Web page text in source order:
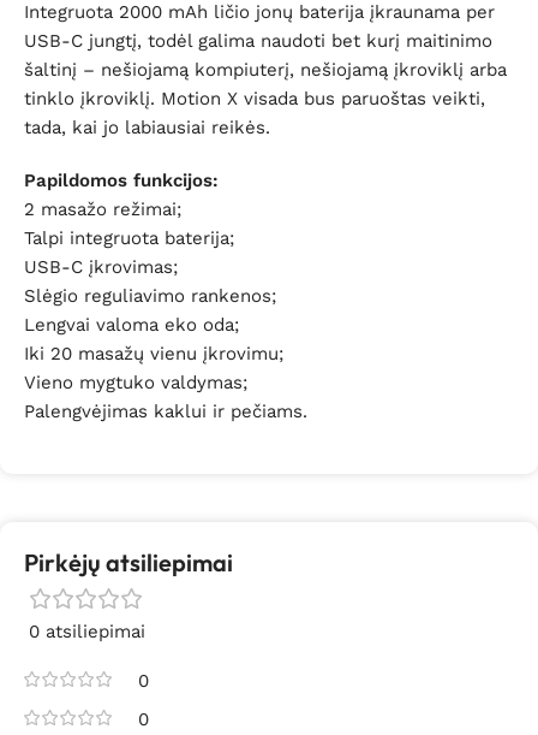
Integruota 2000 mAh ličio jonų baterija įkraunama per
USB-C jungtį, todėl galima naudoti bet kurį maitinimo
šaltinį – nešiojamą kompiuterį, nešiojamą įkroviklį arba
tinklo įkroviklį. Motion X visada bus paruoštas veikti,
tada, kai jo labiausiai reikės.
Papildomos funkcijos:
2 masažo režimai;
Talpi integruota baterija;
USB-C įkrovimas;
Slėgio reguliavimo rankenos;
Lengvai valoma eko oda;
Iki 20 masažų vienu įkrovimu;
Vieno mygtuko valdymas;
Palengvėjimas kaklui ir pečiams.
Pirkėjų atsiliepimai
0 atsiliepimai
0
0